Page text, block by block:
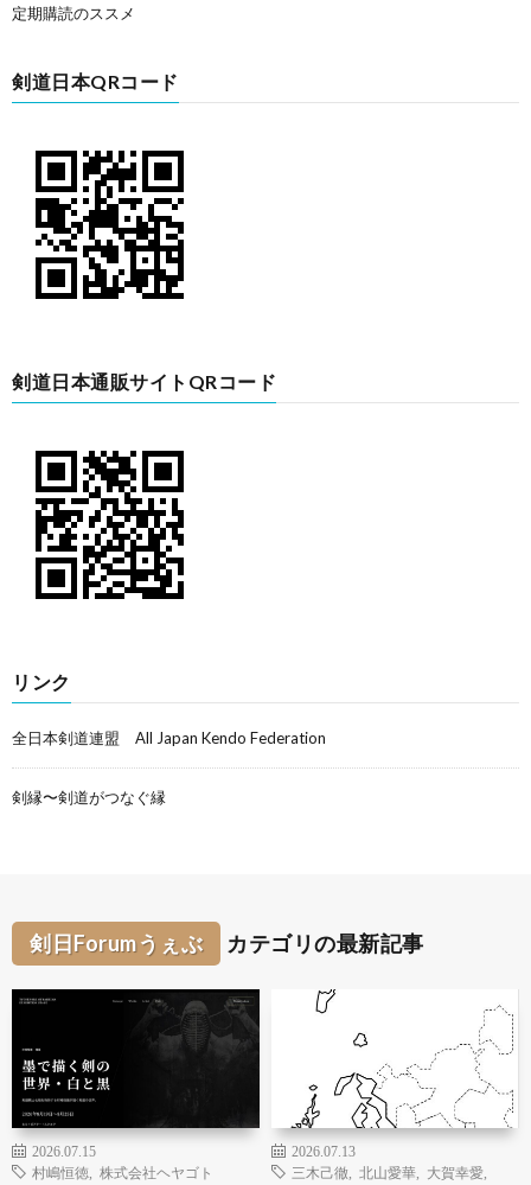
定期購読のススメ
剣道日本QRコード
剣道日本通販サイトQRコード
リンク
全日本剣道連盟 All Japan Kendo Federation
剣縁〜剣道がつなぐ縁
剣日Forumうぇぶ カテゴリの最新記事
2026.07.15
村嶋恒徳
株式会社ヘヤゴト
2026.07.13
三木己徹
北山愛華 大賀幸愛